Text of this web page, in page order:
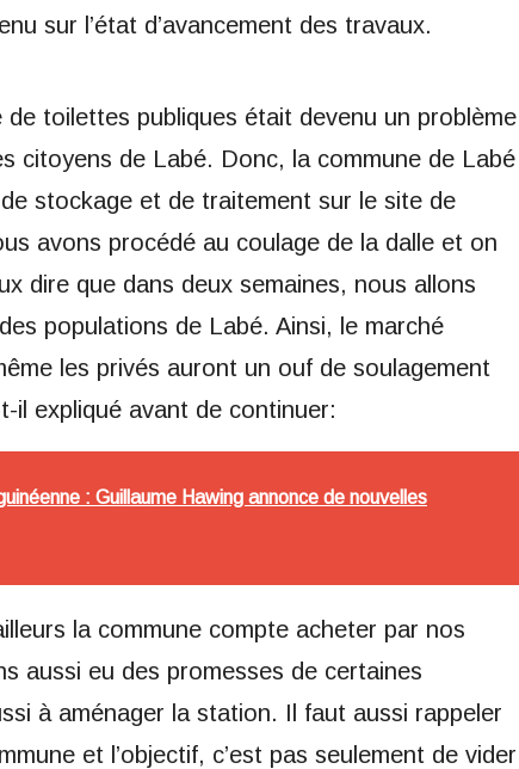
sur l’état d’avancement des travaux.
toilettes publiques était devenu un problème
citoyens de Labé. Donc, la commune de Labé
stockage et de traitement sur le site de
avons procédé au coulage de la dalle et on
dire que dans deux semaines, nous allons
populations de Labé. Ainsi, le marché
les privés auront un ouf de soulagement
il expliqué avant de continuer:
: Guillaume Hawing annonce de nouvelles
la commune compte acheter par nos
aussi eu des promesses de certaines
à aménager la station. Il faut aussi rappeler
et l’objectif, c’est pas seulement de vider